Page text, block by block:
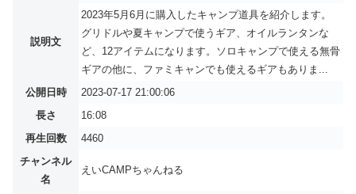
説明文
2023年5月6月に購入したキャンプ道具を紹介します。
グリドルや夏キャンプで使うギア、オイルランタンな
ど、12アイテムになります。ソロキャンプで使える無骨
ギアの他に、ファミキャンでも使えるギアもありま...
公開日時
2023-07-17 21:00:06
長さ
16:08
再生回数
4460
チャンネル
名
えいCAMPちゃんねる